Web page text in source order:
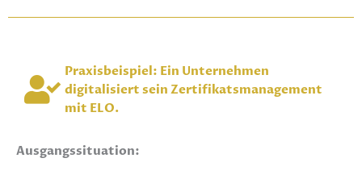
Praxisbeispiel: Ein Unternehmen
digitalisiert sein Zertifikatsmanagement
mit ELO.
Ausgangssituation: